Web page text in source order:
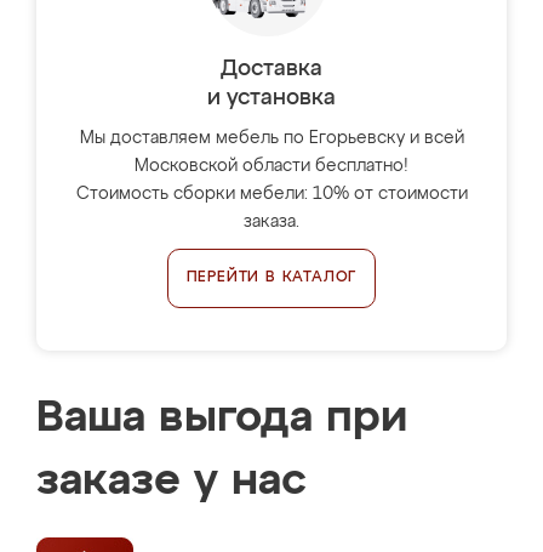
Доставка
и установка
Мы доставляем мебель по Егорьевску и всей
Московской области бесплатно!
Стоимость сборки мебели: 10% от стоимости
заказа.
ПЕРЕЙТИ В КАТАЛОГ
Ваша выгода при
заказе у нас